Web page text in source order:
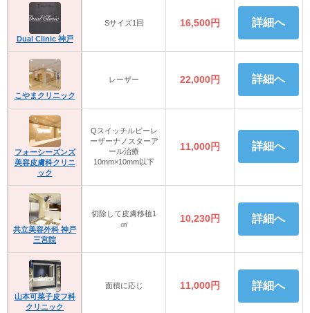
Dual Clinic 神戸
Sサイズ1回 16,500円 詳細へ
こやまクリニック
レーザー 22,000円 詳細へ
フォーシーズンズ
美容皮膚科クリニ
ック
Qスイッチルビーレ
ーザーナノスターア
ール治療
10mm×10mm以下
11,000円 詳細へ
共立美容外科 神戸
三宮院
切除して皮膚移植1
㎠
10,230円 詳細へ
山本可菜子皮フ科
クリニック
面積に応じ 11,000円 詳細へ